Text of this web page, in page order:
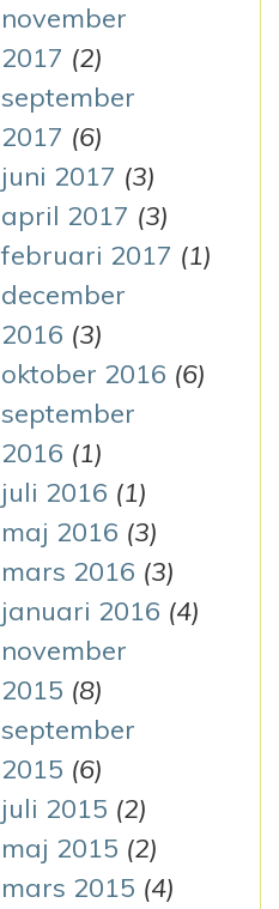
november
2017 (2)
september
2017 (6)
juni 2017 (3)
april 2017 (3)
februari 2017 (1)
december
2016 (3)
oktober 2016 (6)
september
2016 (1)
juli 2016 (1)
maj 2016 (3)
mars 2016 (3)
januari 2016 (4)
november
2015 (8)
september
2015 (6)
juli 2015 (2)
maj 2015 (2)
mars 2015 (4)